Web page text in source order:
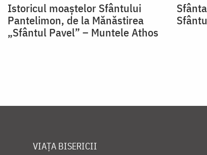
Istoricul moaștelor Sfântului
Pantelimon, de la Mănăstirea
„Sfântul Pavel” – Muntele Athos
VIAȚA BISERICII